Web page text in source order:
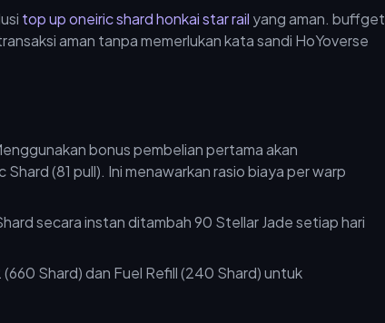
top up oneiric shard honkai star rail yang aman. buffget
aman tanpa memerlukan kata sandi HoYoverse
bonus pembelian pertama akan
(81 pull). Ini menawarkan rasio biaya per warp
secara instan ditambah 90 Stellar Jade setiap hari
Shard) dan Fuel Refill (240 Shard) untuk